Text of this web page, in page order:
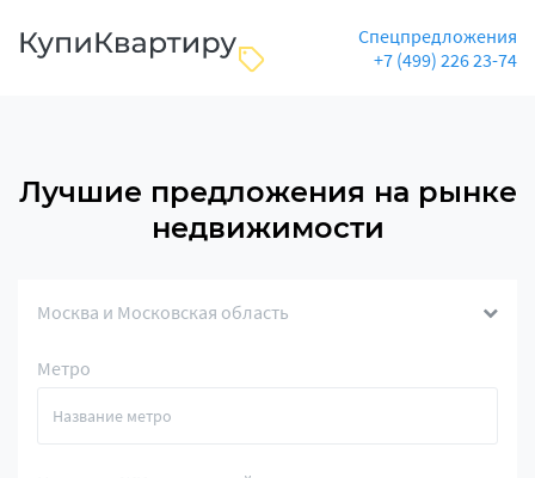
Спецпредложения
+7 (499) 226 23-74
Лучшие предложения на рынке
недвижимости
Москва и Московская область
Метро